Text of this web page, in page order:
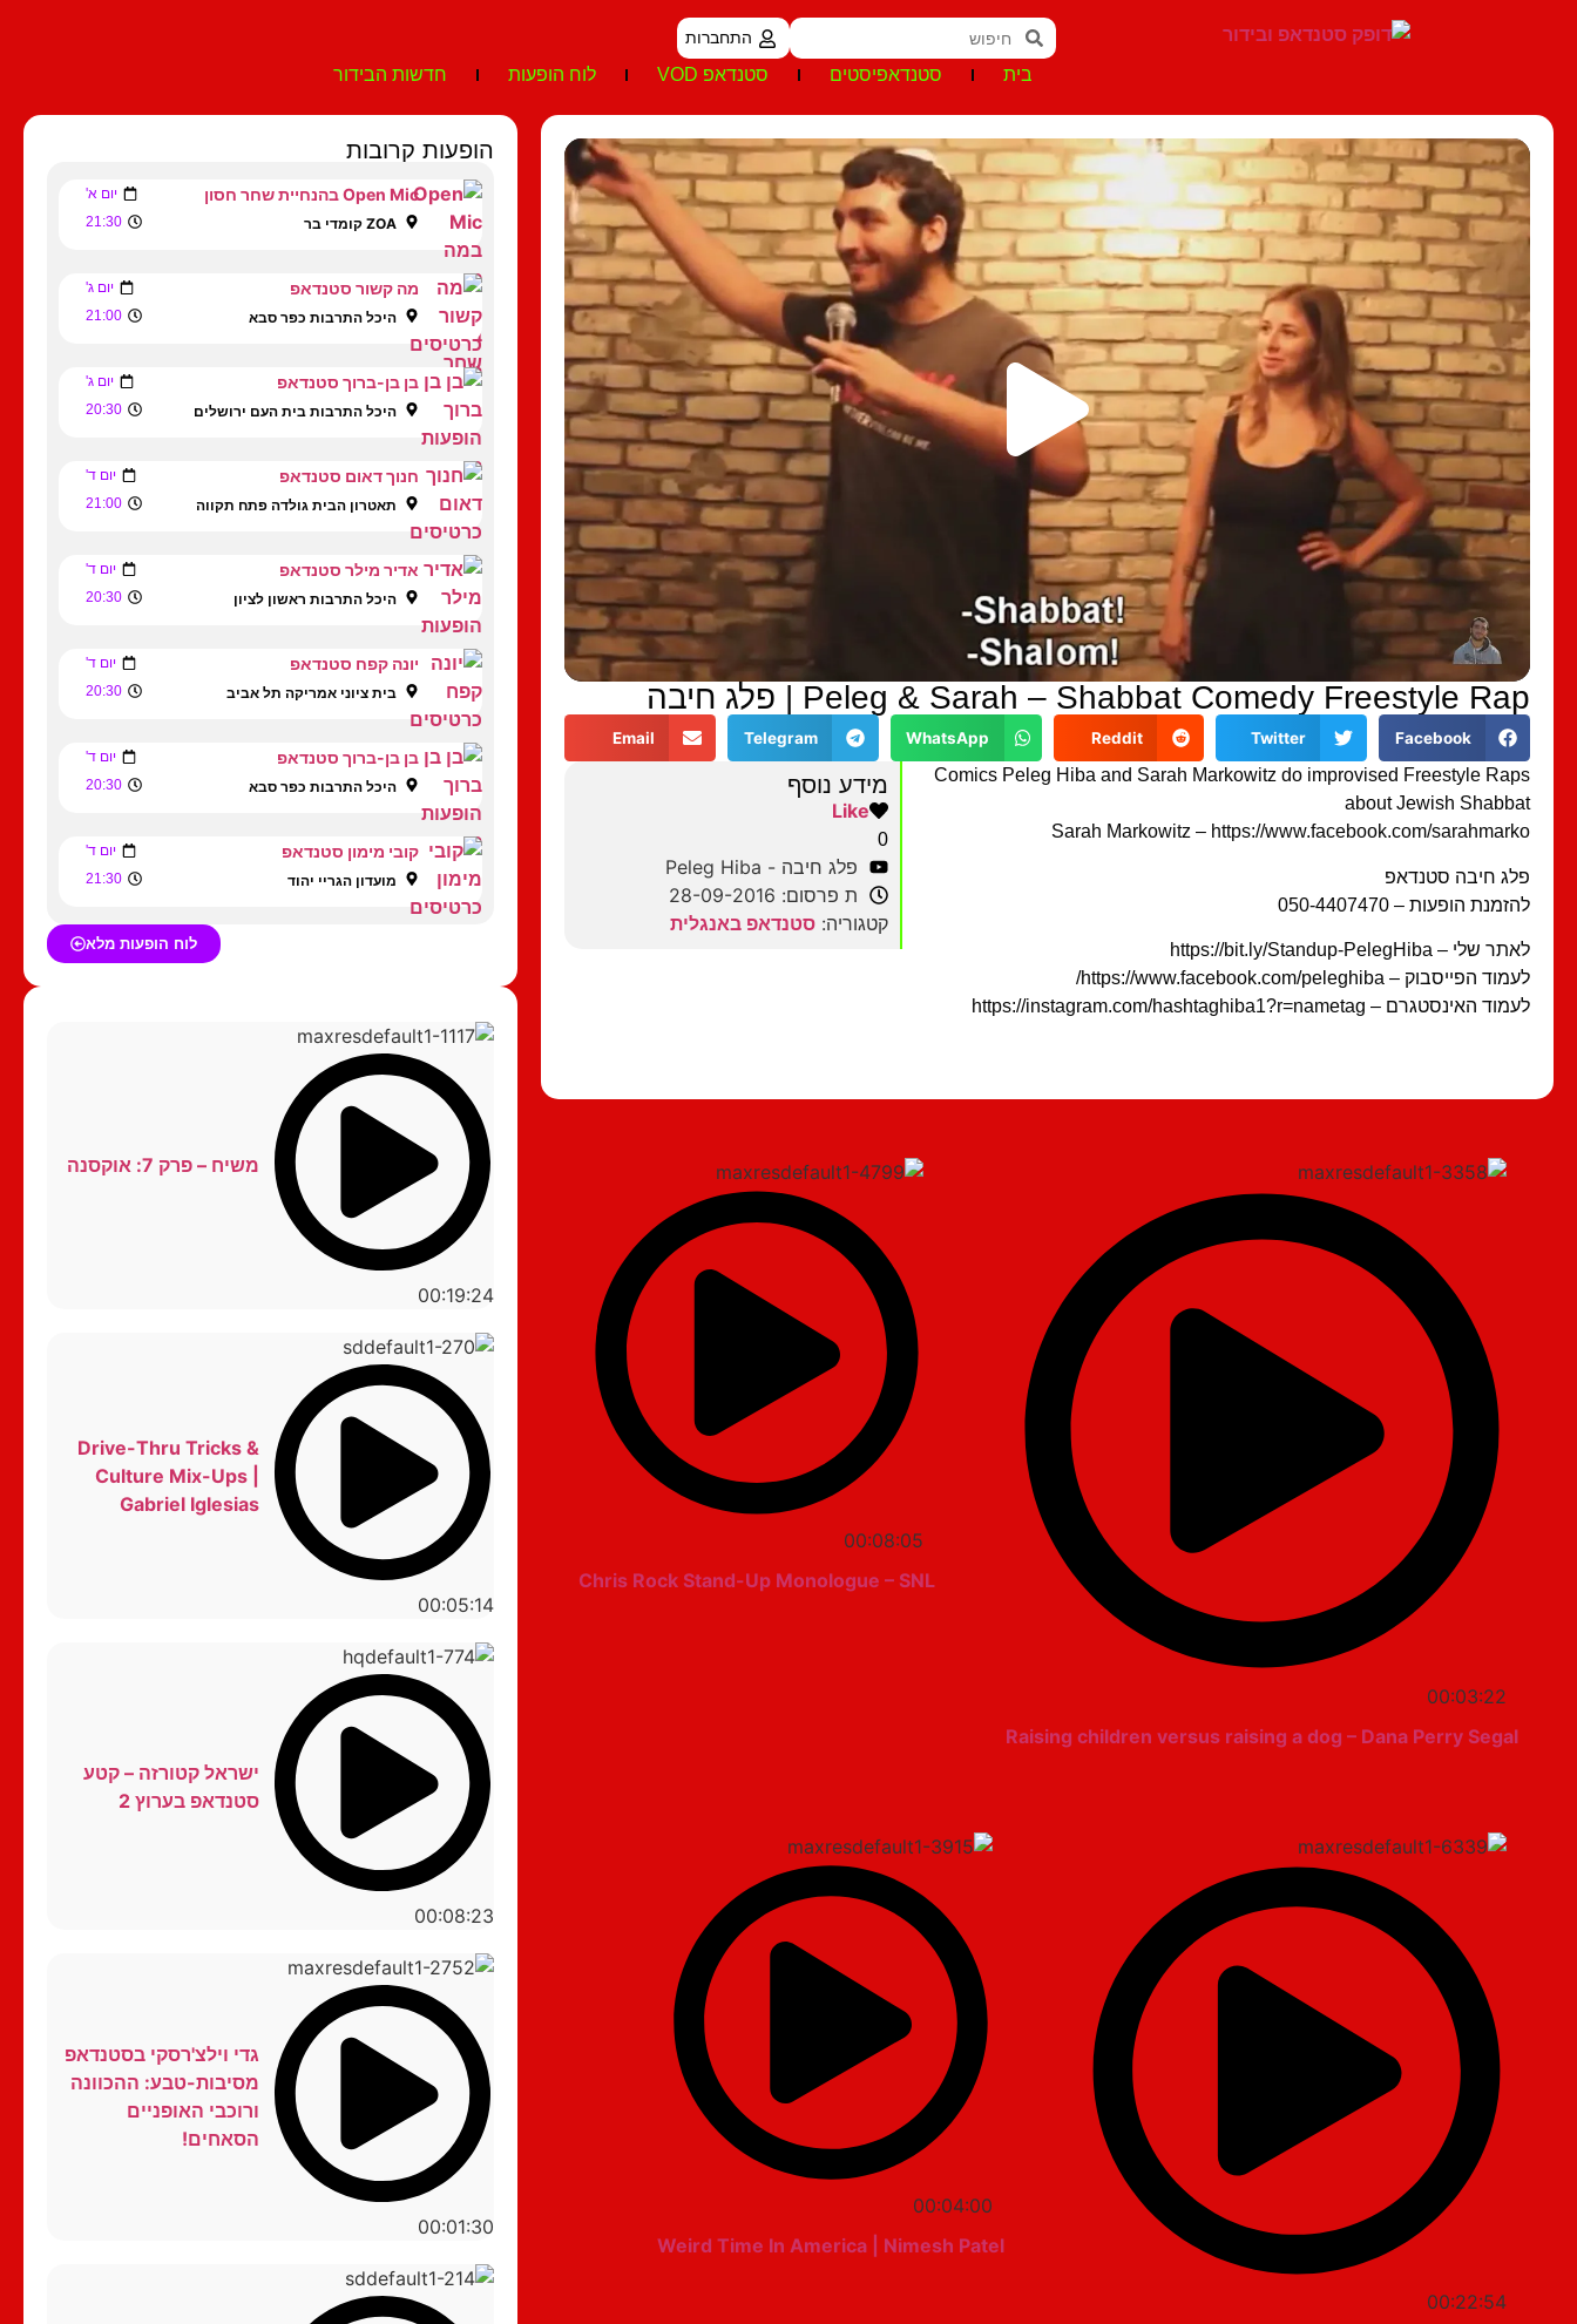
התחברות
בית סטנדאפיסטים סטנדאפ VOD לוח הופעות חדשות הבידור
Peleg & Sarah – Shabbat Comedy Freestyle Rap | פלג חיבה
Facebook
Twitter
Reddit
WhatsApp
Telegram
Email
Comics Peleg Hiba and Sarah Markowitz do improvised Freestyle Raps
about Jewish Shabbat
Sarah Markowitz – https://www.facebook.com/sarahmarko
פלג חיבה סטנדאפ
להזמנת הופעות – 050-4407470
לאתר שלי – https://bit.ly/Standup-PelegHiba
לעמוד הפייסבוק – https://www.facebook.com/peleghiba/
לעמוד האינסטגרם – https://instagram.com/hashtaghiba1?r=nametag
מידע נוסף
Like
0
פלג חיבה - Peleg Hiba
ת פרסום: 28-09-2016
קטגוריה: סטנדאפ באנגלית
00:03:22
Raising children versus raising a dog – Dana Perry Segal
00:08:05
Chris Rock Stand-Up Monologue – SNL
00:22:54
00:04:00
Weird Time In America | Nimesh Patel
הופעות קרובות
Open Mic בהנחיית שחר חסון יום א'
ZOA קומדי בר 21:30
מה קשור סטנדאפ יום ג'
היכל התרבות כפר סבא 21:00
בן בן-ברוך סטנדאפ יום ג'
היכל התרבות בית העם ירושלים 20:30
חנוך דאום סטנדאפ יום ד'
תאטרון הבית גולדה פתח תקווה 21:00
אדיר מילר סטנדאפ יום ד'
היכל התרבות ראשון לציון 20:30
יונה קפח סטנדאפ יום ד'
בית ציוני אמריקה תל אביב 20:30
בן בן-ברוך סטנדאפ יום ד'
היכל התרבות כפר סבא 20:30
קובי מימון סטנדאפ יום ד'
מועדון הגריי יהוד 21:30
לוח הופעות מלא
00:19:24
משיח – פרק 7: אוקסנה
00:05:14
Drive-Thru Tricks &
Culture Mix-Ups |
Gabriel Iglesias
00:08:23
ישראל קטורזה – קטע
סטנדאפ בערוץ 2
00:01:30
גדי וילצ'רסקי בסטנדאפ
מסיבות-טבע: ההכוונה
ורוכבי האופניים
הסאחים!